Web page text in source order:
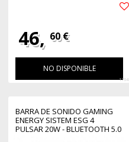
46, 60 €
NO DISPONIBLE
1764
BARRA DE SONIDO GAMING
ENERGY SISTEM ESG 4
PULSAR 20W - BLUETOOTH 5.0